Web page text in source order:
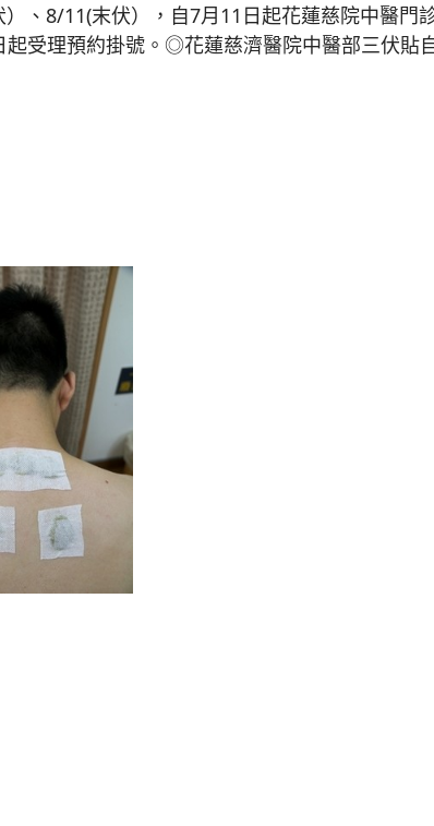
8/11(末伏），自7月11日起花蓮慈院中醫門
受理預約掛號。◎花蓮慈濟醫院中醫部三伏貼